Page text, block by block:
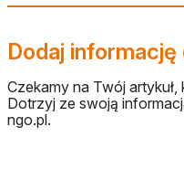
Dodaj
Czekamy na Twój
Dotrzyj ze swoją
ngo.pl.